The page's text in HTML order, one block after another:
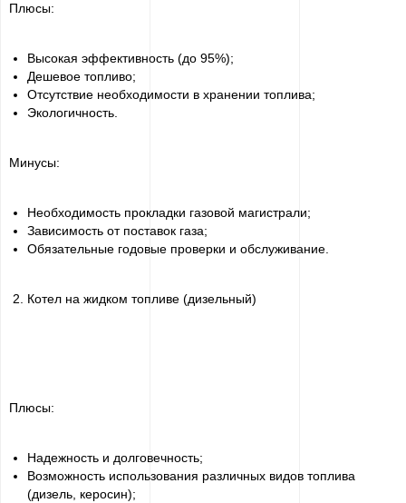
Плюсы:
Высокая эффективность (до 95%);
Дешевое топливо;
Отсутствие необходимости в хранении топлива;
Экологичность.
Минусы:
Необходимость прокладки газовой магистрали;
Зависимость от поставок газа;
Обязательные годовые проверки и обслуживание.
Котел на жидком топливе (дизельный)
Плюсы:
Надежность и долговечность;
Возможность использования различных видов топлива
(дизель, керосин);